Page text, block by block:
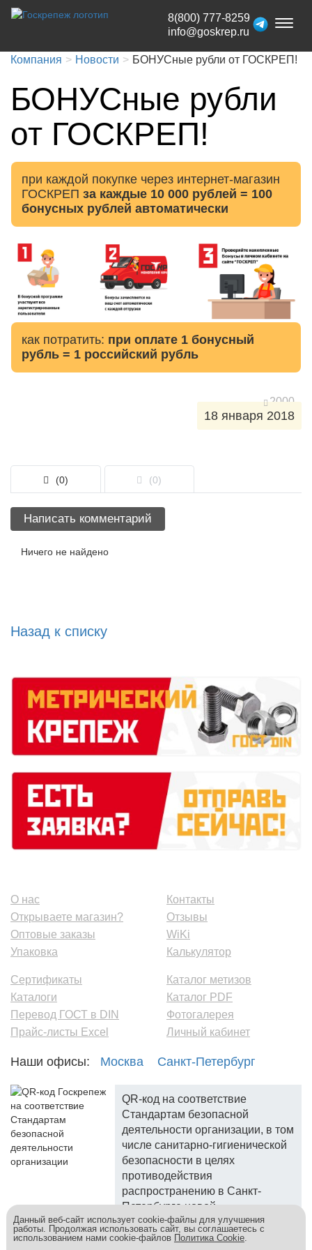
Toggle
8(800) 777-8259
info@goskrep.ru
Компания Новости БОНУСные рубли от ГОСКРЕП!
БОНУСные рубли
от ГОСКРЕП!
при каждой покупке через интернет-магазин
ГОСКРЕП за каждые 10 000 рублей = 100
бонусных рублей автоматически
как потратить: при оплате 1 бонусный
рубль = 1 российский рубль
2000
18 января 2018
(0) (0)
Написать комментарий
Ничего не найдено
Назад к списку
О нас
Открываете магазин?
Оптовые заказы
Упаковка
Контакты
Отзывы
WiKi
Калькулятор
Сертификаты
Каталоги
Перевод ГОСТ в DIN
Прайс-листы Excel
Каталог метизов
Каталог PDF
Фотогалерея
Личный кабинет
Наши офисы: Москва Санкт-Петербург
QR-код на соответствие
Стандартам безопасной
деятельности организации, в том
числе санитарно-гигиенической
безопасности в целях
противодействия
распространению в Санкт-
Петербурге новой
коронавирусной инфекции.
Данный веб-сайт использует cookie-файлы для улучшения
работы. Продолжая использовать сайт, вы соглашаетесь с
использованием нами cookie-файлов Политика Cookie.